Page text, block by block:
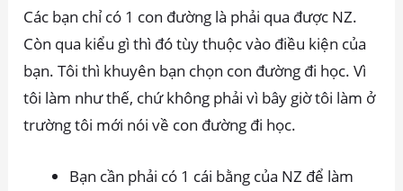
Các bạn chỉ có 1 con đường là phải qua được NZ.
Còn qua kiểu gì thì đó tùy thuộc vào điều kiện của
bạn. Tôi thì khuyên bạn chọn con đường đi học. Vì
tôi làm như thế, chứ không phải vì bây giờ tôi làm ở
trường tôi mới nói về con đường đi học.
Bạn cần phải có 1 cái bằng của NZ để làm